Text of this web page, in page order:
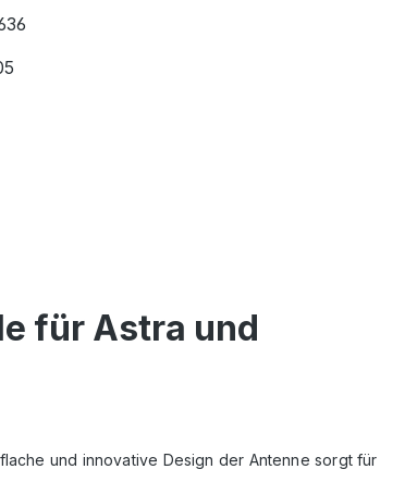
für Astra und
und innovative Design der Antenne sorgt für